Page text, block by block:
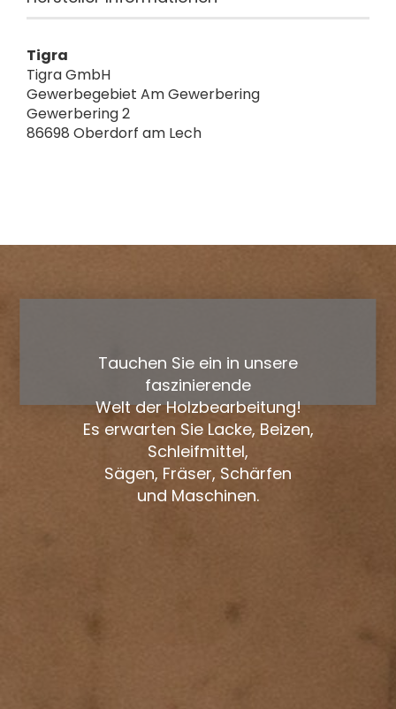
Tigra
Tigra GmbH
Gewerbegebiet Am Gewerbering
Gewerbering 2
86698 Oberdorf am Lech
Tauchen Sie ein in unsere
faszinierende
Welt der Holzbearbeitung!
Es erwarten Sie Lacke, Beizen,
Schleifmittel,
Sägen, Fräser, Schärfen
und Maschinen.